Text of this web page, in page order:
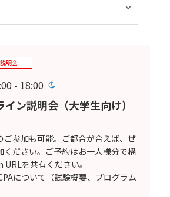
説明会
- 18:00
イン説明会（大学生向け）
ご参加も可能。ご都合が合えば、ぜ
ください。ご予約はお一人様分で構
を共有ください。
について（試験概要、プログラム